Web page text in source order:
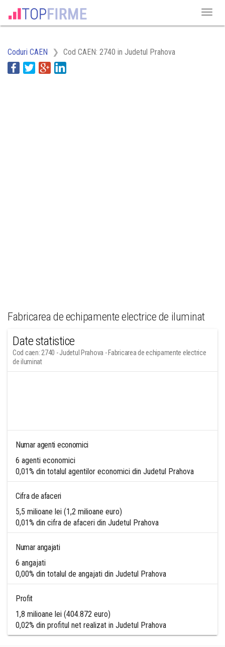
Coduri CAEN Cod CAEN: 2740 in Judetul Prahova
Fabricarea de echipamente electrice de iluminat
Date statistice
Cod caen: 2740 - Judetul Prahova - Fabricarea de echipamente electrice
de iluminat
Numar agenti economici
6 agenti economici
0,01% din totalul agentilor economici din Judetul Prahova
Cifra de afaceri
5,5 milioane lei (1,2 milioane euro)
0,01% din cifra de afaceri din Judetul Prahova
Numar angajati
6 angajati
0,00% din totalul de angajati din Judetul Prahova
Profit
1,8 milioane lei (404.872 euro)
0,02% din profitul net realizat in Judetul Prahova